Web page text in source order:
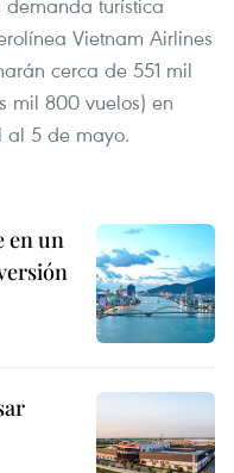
Vietnam Airlines
cerca de 551 mil
mil 800 vuelos) en
al 5 de mayo.
en un